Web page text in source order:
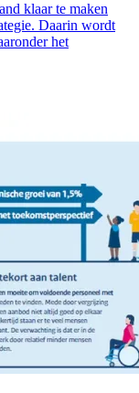
klaar te maken
Daarin wordt
het